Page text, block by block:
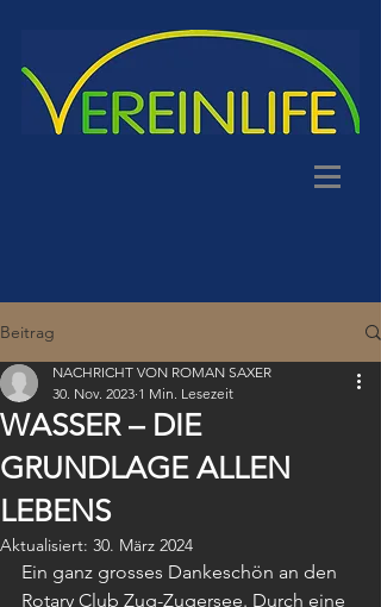
Beitrag
WASSER – DIE
GRUNDLAGE ALLEN
LEBENS
NACHRICHT VON ROMAN SAXER
30. Nov. 2023 1 Min. Lesezeit
Aktualisiert: 30. März 2024
Ein ganz grosses Dankeschön an den
Rotary Club Zug-Zugersee. Durch eine